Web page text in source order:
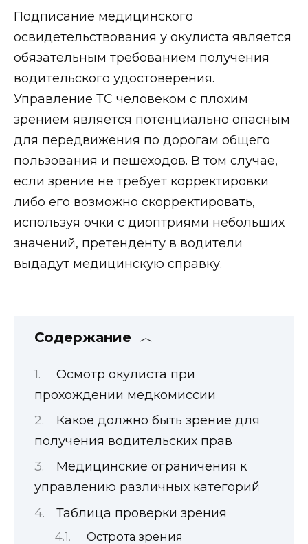
Подписание медицинского
освидетельствования у окулиста является
обязательным требованием получения
водительского удостоверения.
Управление ТС человеком c плохим
зрением является потенциально опасным
для передвижения по дорогам общего
пользования и пешеходов. В том случае,
если зрение не требует корректировки
либо его возможно скорректировать,
используя очки с диоптриями небольших
значений, претенденту в водители
выдадут медицинскую справку.
Содержание
Осмотр окулиста при
прохождении медкомиссии
Какое должно быть зрение для
получения водительских прав
Медицинские ограничения к
управлению различных категорий
Таблица проверки зрения
Острота зрения